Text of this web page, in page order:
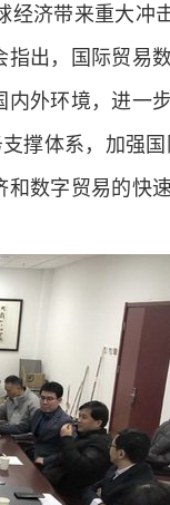
济带来重大冲
出，国际贸易
外环境，进一
撑体系，加强
数字贸易的快速